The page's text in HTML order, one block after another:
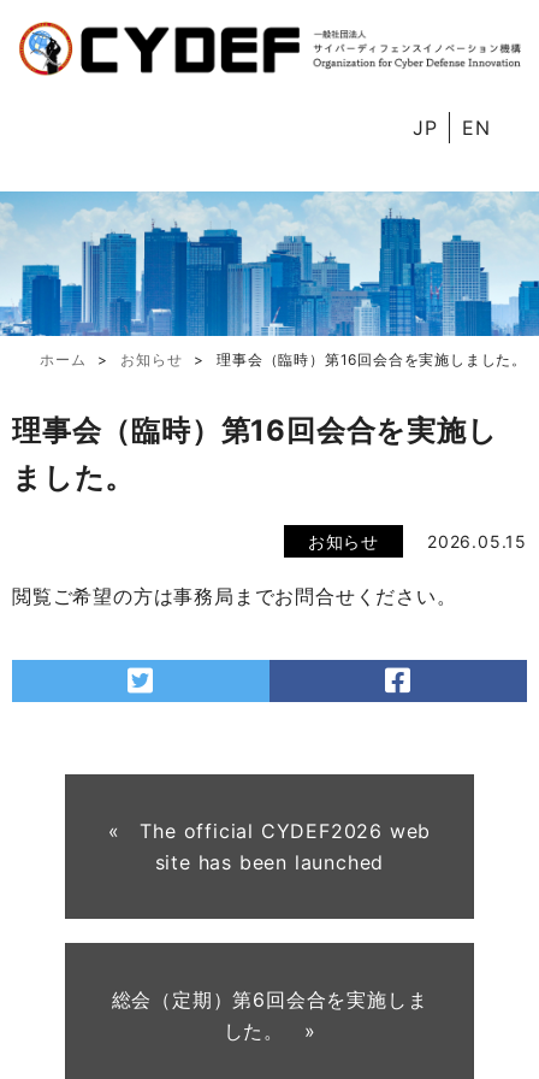
EN
JP
ホーム お知らせ 理事会（臨時）第16回会合を実施しました。
理事会（臨時）第16回会合を実施し
ました。
お知らせ 2026.05.15
閲覧ご希望の方は事務局までお問合せください。
« The official CYDEF2026 web
site has been launched
総会（定期）第6回会合を実施しま
した。 »